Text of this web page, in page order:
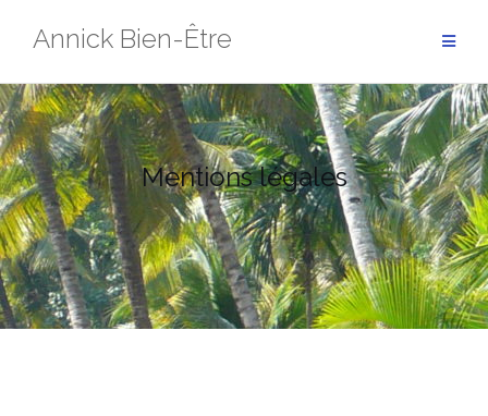
Annick Bien-Être
Mentions légales